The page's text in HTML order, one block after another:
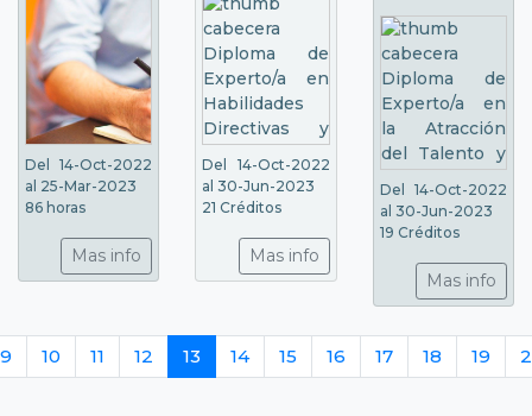
Del 14-Oct-2022
al 25-Mar-2023
86 horas
Mas info
Del 14-Oct-2022
al 30-Jun-2023
21 Créditos
Mas info
Del 14-Oct-2022
al 30-Jun-2023
19 Créditos
Mas info
9 10 11 12 13 14 15 16 17 18 19